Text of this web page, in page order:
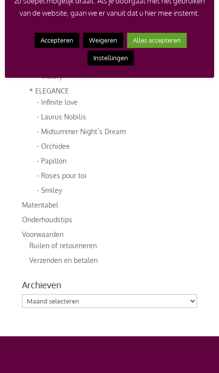
- Roses de luxe
- Cadeaustrik
- Cocktail
- Victory
* ELEGANCE
- Infinite love
- Laurus Nobilis
- Midsummer Night`s Dream
- Orchidee
- Papillon
- Roses pour toi
- Smiley
Matentabel
Onderhoudstips
Voorwaarden
Ruilen of retourneren
Verzenden en betalen
Archieven
Archieven
van de website, gaan we er vanuit dat u hier mee instemt.
Accepteren Weigeren Alles accepteren
Instellingen